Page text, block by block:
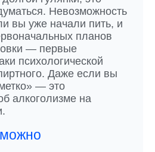
Невозможность
вы уже начали пить, и
планов
— первые
психологической
Даже если вы
— это
алкоголизме на